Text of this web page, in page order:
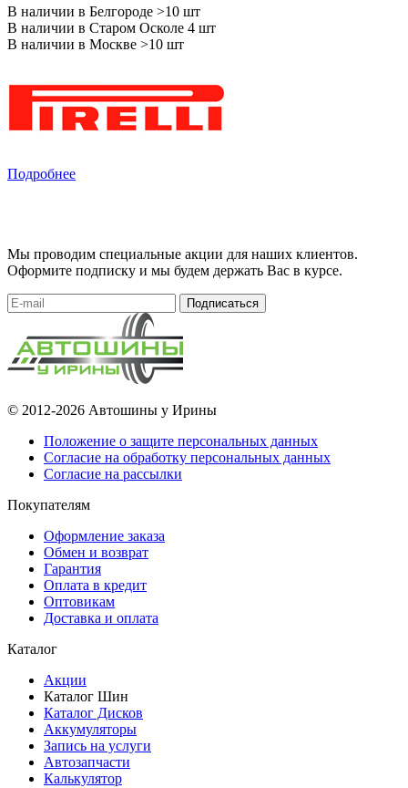
В наличии в Белгороде >10 шт
В наличии в Старом Осколе 4 шт
В наличии в Москве >10 шт
Подробнее
Мы проводим специальные акции для наших клиентов.
Оформите подписку и мы будем держать Вас в курсе.
Подписаться
© 2012-2026 Автошины у Ирины
Положение о защите персональных данных
Согласие на обработку персональных данных
Согласие на рассылки
Покупателям
Оформление заказа
Обмен и возврат
Гарантия
Оплата в кредит
Оптовикам
Доставка и оплата
Каталог
Акции
Каталог Шин
Каталог Дисков
Аккумуляторы
Запись на услуги
Автозапчасти
Калькулятор